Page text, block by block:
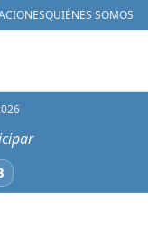
QUIÉNES SOMOS